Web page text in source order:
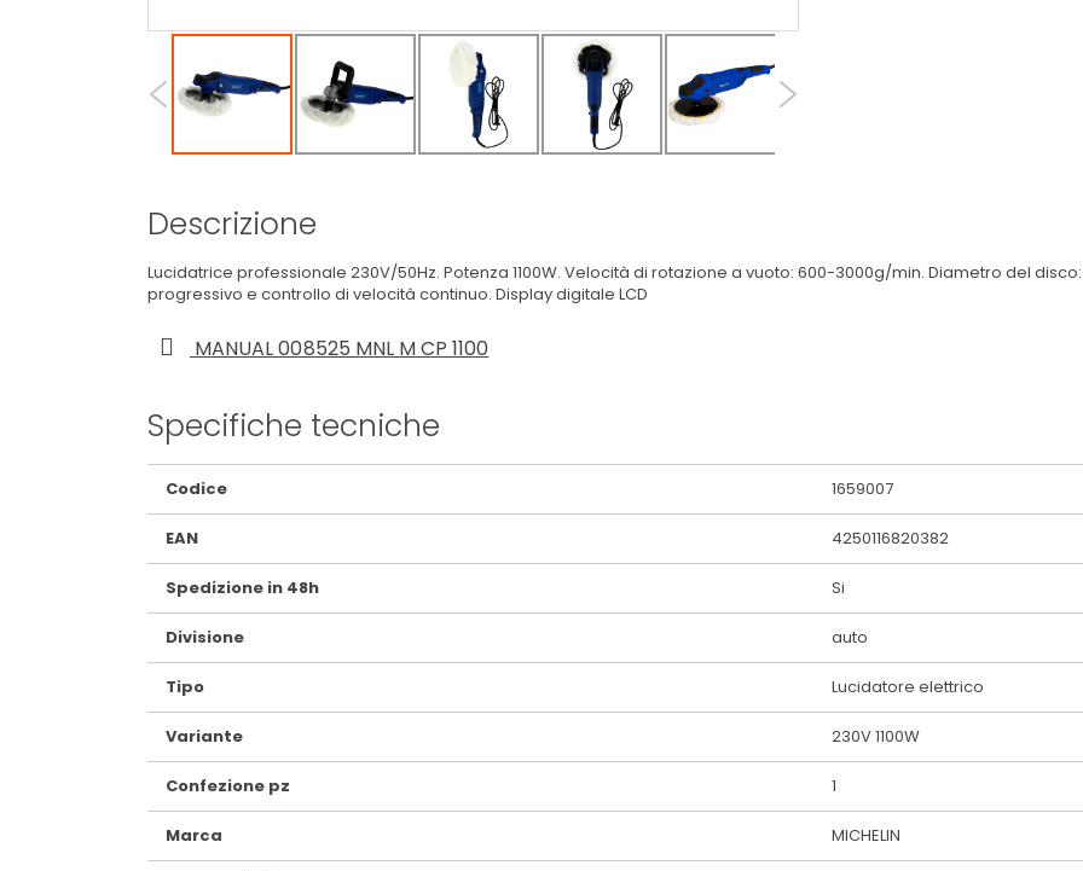
Descrizione
Lucidatrice professionale 230V/50Hz. Potenza 1100W. Velocità di rotazione a vuoto: 600-3000g/min. Diametro del
progressivo e controllo di velocità continuo. Display digitale LCD
MANUAL 008525 MNL M CP 1100
Specifiche tecniche
Maggiori
Informazioni
Codice 1659007
EAN 4250116820382
Spedizione in 48h Si
Divisione auto
Tipo Lucidatore elettrico
Variante 230V 1100W
Confezione pz 1
Marca MICHELIN